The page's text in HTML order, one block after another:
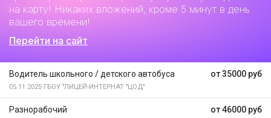
на карту! Никаких вложений, кроме 5 минут в день
вашего времени!
Перейти на сайт
от 35000 руб
Водитель школьного / детского автобуса
05.11.2025 ГБОУ "ЛИЦЕЙ-ИНТЕРНАТ "ЦОД"
от 46000 руб
Разнорабочий